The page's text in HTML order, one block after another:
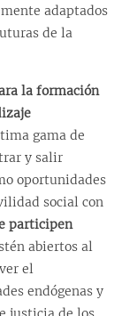
adaptados
de la
la formación
gama de
y salir
oportunidades
social con
participen
abiertos al
el
endógenas y